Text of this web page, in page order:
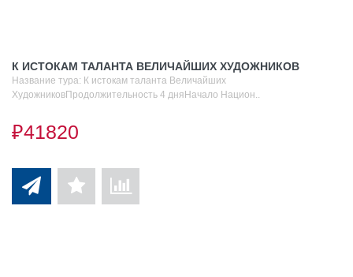
К ИСТОКАМ ТАЛАНТА ВЕЛИЧАЙШИХ ХУДОЖНИКОВ
Название тура: К истокам таланта Величайших
ХудожниковПродолжительность 4 дняНачало Национ..
₽41820